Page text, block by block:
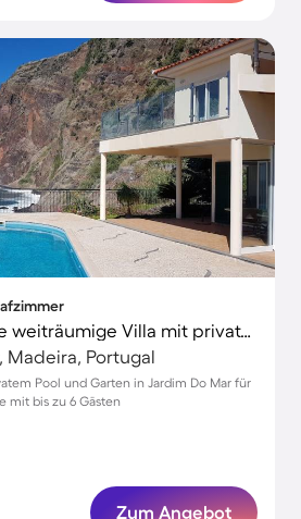
Voll ausgestattete weiträumige Villa mit privatem Pool, Grill und Garten | Perfekt für die Arbeit von Zuhause
Madeira, Portugal
Pool und Garten in Jardim Do Mar für
mit bis zu 6 Gästen
Zum Angebot